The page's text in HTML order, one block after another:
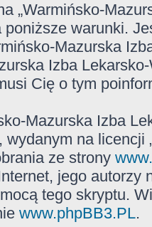
„Warmińsko-
poniższe warunki.
Mazurska
Izba
Cię o tym
Mazurska Izba
na licencji
ze strony
jego autorzy
tego skryptu.
www.phpBB3.PL.